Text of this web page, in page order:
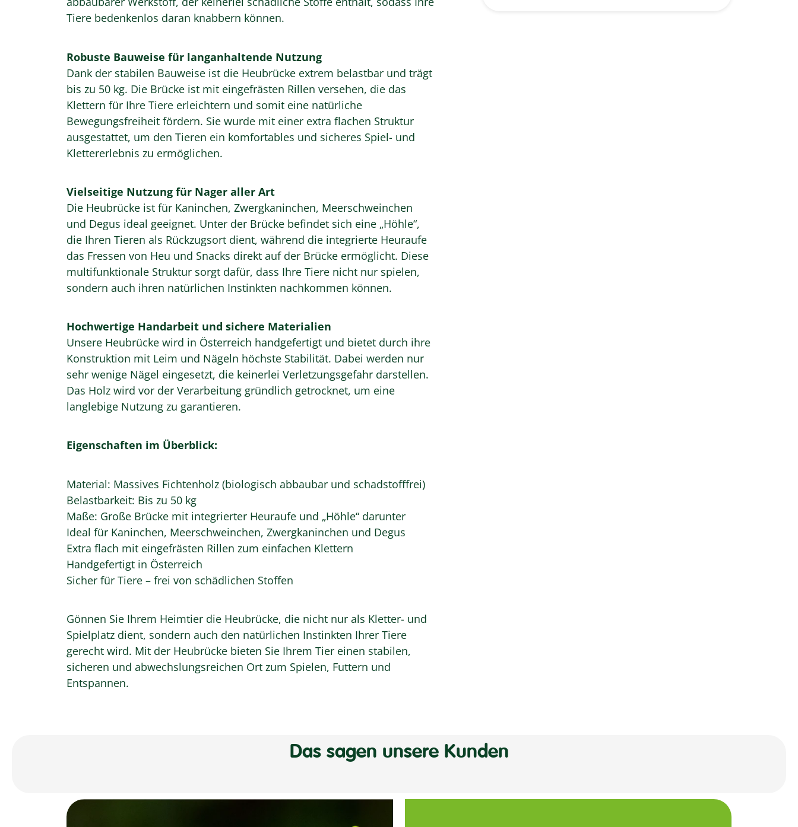
Tiere bedenkenlos daran knabbern können.
Robuste Bauweise für langanhaltende Nutzung
Dank der stabilen Bauweise ist die Heubrücke extrem belastbar und trägt
bis zu 50 kg. Die Brücke ist mit eingefrästen Rillen versehen, die das
Klettern für Ihre Tiere erleichtern und somit eine natürliche
Bewegungsfreiheit fördern. Sie wurde mit einer extra flachen Struktur
ausgestattet, um den Tieren ein komfortables und sicheres Spiel- und
Klettererlebnis zu ermöglichen.
Vielseitige Nutzung für Nager aller Art
Die Heubrücke ist für Kaninchen, Zwergkaninchen, Meerschweinchen
und Degus ideal geeignet. Unter der Brücke befindet sich eine „Höhle“,
die Ihren Tieren als Rückzugsort dient, während die integrierte Heuraufe
das Fressen von Heu und Snacks direkt auf der Brücke ermöglicht. Diese
multifunktionale Struktur sorgt dafür, dass Ihre Tiere nicht nur spielen,
sondern auch ihren natürlichen Instinkten nachkommen können.
Hochwertige Handarbeit und sichere Materialien
Unsere Heubrücke wird in Österreich handgefertigt und bietet durch ihre
Konstruktion mit Leim und Nägeln höchste Stabilität. Dabei werden nur
sehr wenige Nägel eingesetzt, die keinerlei Verletzungsgefahr darstellen.
Das Holz wird vor der Verarbeitung gründlich getrocknet, um eine
langlebige Nutzung zu garantieren.
Eigenschaften im Überblick:
Material: Massives Fichtenholz (biologisch abbaubar und schadstofffrei)
Belastbarkeit: Bis zu 50 kg
Maße: Große Brücke mit integrierter Heuraufe und „Höhle“ darunter
Ideal für Kaninchen, Meerschweinchen, Zwergkaninchen und Degus
Extra flach mit eingefrästen Rillen zum einfachen Klettern
Handgefertigt in Österreich
Sicher für Tiere – frei von schädlichen Stoffen
Gönnen Sie Ihrem Heimtier die Heubrücke, die nicht nur als Kletter- und
Spielplatz dient, sondern auch den natürlichen Instinkten Ihrer Tiere
gerecht wird. Mit der Heubrücke bieten Sie Ihrem Tier einen stabilen,
sicheren und abwechslungsreichen Ort zum Spielen, Futtern und
Entspannen.
Das sagen unsere Kunden